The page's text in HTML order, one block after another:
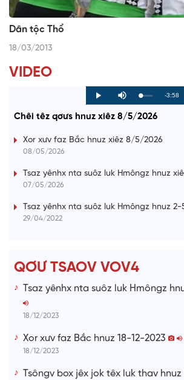
Dân tộc Thổ
18/03/2013
VIDEO
P
l
y
M
u
e
L
o
d
0
P
r
g
s
R
i
-3:58
Chêi têz qơưs hnuz xiêz 8/5/2026
Xor xưv faz Bắc hnuz xiêz 8/5/2026
08/05/2026
Tsaz yênhx nta suôz luk Hmôngz hnuz
07/05/2026
Tsaz yênhx nta suôz luk Hmôngz hnuz 2-
29/04/2022
QƠƯ TSAOV VOV4
Tsaz yênhx nta suôz luk Hmôngz
18/12/2023
Xor xưv faz Bắc hnuz 18-12-2023
18/12/2023
Tsôngv box jêx jok têx luk thav